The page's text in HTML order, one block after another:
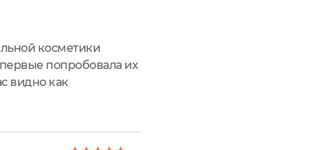
косметики
попробовала их
видно как